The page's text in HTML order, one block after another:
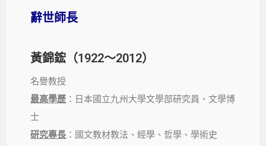
辭世師長
黃錦鋐（1922～2012）
名譽教授
最高學歷 ：日本國立九州大學文學部研究員、文學博
士
研究專長 ：國文教材教法、經學、哲學、學術史